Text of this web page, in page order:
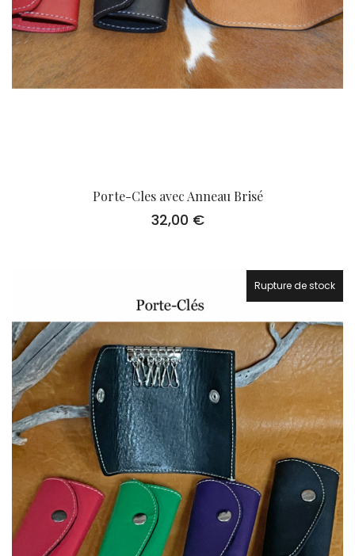
Porte-Cles avec Anneau Brisé
32,00 €
Rupture de stock